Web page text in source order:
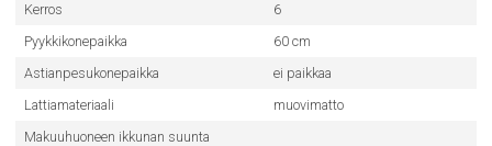
Kerros
6
Pyykkikonepaikka
60 cm
Astianpesukonepaikka
ei paikkaa
Lattiamateriaali
muovimatto
Makuuhuoneen ikkunan suunta